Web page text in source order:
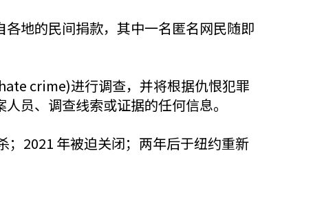
地的民间捐款，其中一名匿名网民随即
crime)进行调查，并将根据仇恨犯罪
员、调查线索或证据的任何信息。
；2021 年被迫关闭；两年后于纽约重新